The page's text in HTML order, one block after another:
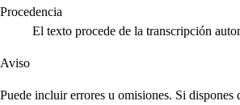
Procedencia
El texto procede de la transcripción
Aviso
Puede incluir errores u omisiones. Si dispones